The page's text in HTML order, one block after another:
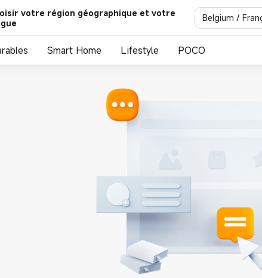
votre région géographique et votre
Belgium /
Smart Home Lifestyle POCO